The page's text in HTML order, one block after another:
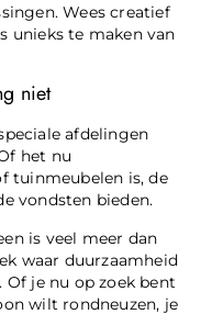
Wees creatief
unieks te maken van
niet
afdelingen
het nu
tuinmeubelen is, de
vondsten bieden.
is veel meer dan
waar duurzaamheid
Of je nu op zoek bent
wilt rondneuzen, je